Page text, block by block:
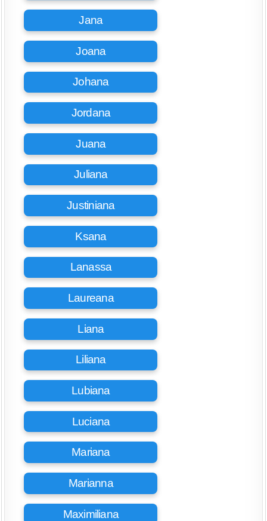
Jana
Joana
Johana
Jordana
Juana
Juliana
Justiniana
Ksana
Lanassa
Laureana
Liana
Liliana
Lubiana
Luciana
Mariana
Marianna
Maximiliana